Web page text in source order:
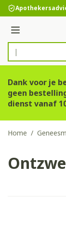
Ga naar de inhoud
Menu
Product,
Dank voor je
geen
dienst vanaf
Home /